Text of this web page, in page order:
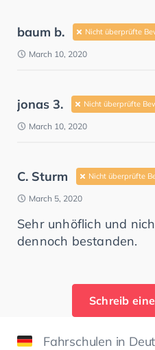
baum b. Nicht überprüfte
March 10, 2020
jonas 3. Nicht überprüfte
March 10, 2020
C. Sturm Nicht überprüfte
March 5, 2020
Sehr unhöflich und
dennoch bestanden.
Schreib
Fahrschulen in